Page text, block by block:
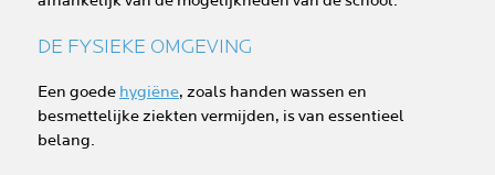
DE FYSIEKE OMGEVING
Een goede hygiëne, zoals handen wassen en
besmettelijke ziekten vermijden, is van essentieel
belang.